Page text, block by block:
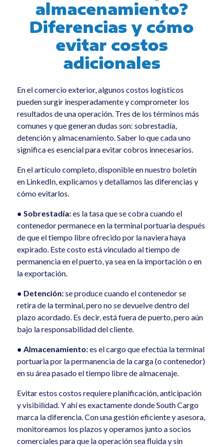
Sem categoria
All
almacenamiento?
Diferencias y cómo
evitar costos
adicionales
En el comercio exterior, algunos costos logísticos
pueden surgir inesperadamente y comprometer los
resultados de una operación. Tres de los términos más
comunes y que generan dudas son: sobrestadía,
detención y almacenamiento. Saber lo que cada uno
significa es esencial para evitar cobros innecesarios.
En el artículo completo, disponible en nuestro boletín
en LinkedIn, explicamos y detallamos las diferencias y
cómo evitarlos.
●Sobrestadía:es la tasa que se cobra cuando el
contenedor permanece en la terminal portuaria después
de que el tiempo libre ofrecido por la naviera haya
expirado. Este costo está vinculado al tiempo de
permanencia en el puerto, ya sea en la importación o en
la exportación.
● Detención:se produce cuando el contenedor se
retira de la terminal, pero no se devuelve dentro del
plazo acordado. Es decir, está fuera de puerto, pero aún
bajo la responsabilidad del cliente.
●Almacenamiento:es el cargo que efectúa la terminal
portuaria por la permanencia de la carga (o contenedor)
en su área pasado el tiempo libre de almacenaje.
Evitar estos costos requiere planificación, anticipación
y visibilidad. Y ahí es exactamente donde South Cargo
marca la diferencia. Con una gestión eficiente y asesora,
monitoreamos los plazos y operamos junto a socios
comerciales para que la operación sea fluida y sin